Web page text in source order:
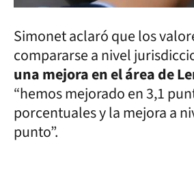
Simonet aclaró que los
compararse a nivel
una mejora en el área de
“hemos mejorado en 3,1
porcentuales y la mejora a
punto”.